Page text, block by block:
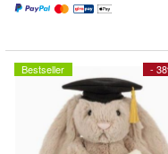
-
Bestseller